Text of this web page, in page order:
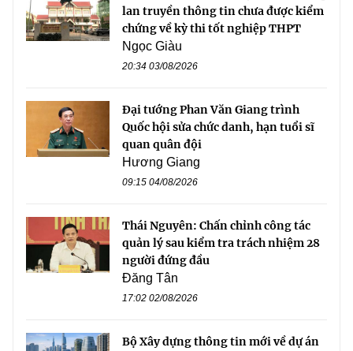
lan truyền thông tin chưa được kiểm
chứng về kỳ thi tốt nghiệp THPT
Ngọc Giàu
20:34 03/08/2026
Đại tướng Phan Văn Giang trình
Quốc hội sửa chức danh, hạn tuổi sĩ
quan quân đội
Hương Giang
09:15 04/08/2026
Thái Nguyên: Chấn chỉnh công tác
quản lý sau kiểm tra trách nhiệm 28
người đứng đầu
Đăng Tân
17:02 02/08/2026
Bộ Xây dựng thông tin mới về dự án